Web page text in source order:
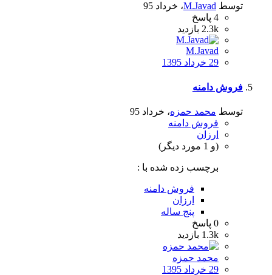
توسط M.Javad، خرداد 95
4 پاسخ
2.3k بازدید
M.Javad
29 خرداد 1395
فروش دامنه
توسط محمد حمزه، خرداد 95
فروش دامنه
ارزان
(و 1 مورد دیگر)
برچسب زده شده با :
فروش دامنه
ارزان
پنج ساله
0 پاسخ
1.3k بازدید
محمد حمزه
29 خرداد 1395